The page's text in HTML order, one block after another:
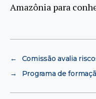
Amazônia para
←
Comissão avalia
→
Programa de